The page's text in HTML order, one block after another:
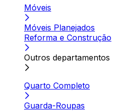
Móveis
Móveis Planejados
Reforma e Construção
Outros departamentos
Quarto Completo
Guarda-Roupas